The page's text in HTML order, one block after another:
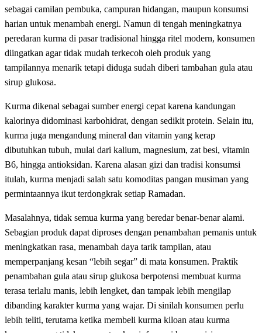
sebagai camilan pembuka, campuran hidangan, maupun konsumsi
harian untuk menambah energi. Namun di tengah meningkatnya
peredaran kurma di pasar tradisional hingga ritel modern, konsumen
diingatkan agar tidak mudah terkecoh oleh produk yang
tampilannya menarik tetapi diduga sudah diberi tambahan gula atau
sirup glukosa.
Kurma dikenal sebagai sumber energi cepat karena kandungan
kalorinya didominasi karbohidrat, dengan sedikit protein. Selain itu,
kurma juga mengandung mineral dan vitamin yang kerap
dibutuhkan tubuh, mulai dari kalium, magnesium, zat besi, vitamin
B6, hingga antioksidan. Karena alasan gizi dan tradisi konsumsi
itulah, kurma menjadi salah satu komoditas pangan musiman yang
permintaannya ikut terdongkrak setiap Ramadan.
Masalahnya, tidak semua kurma yang beredar benar-benar alami.
Sebagian produk dapat diproses dengan penambahan pemanis untuk
meningkatkan rasa, menambah daya tarik tampilan, atau
memperpanjang kesan “lebih segar” di mata konsumen. Praktik
penambahan gula atau sirup glukosa berpotensi membuat kurma
terasa terlalu manis, lebih lengket, dan tampak lebih mengilap
dibanding karakter kurma yang wajar. Di sinilah konsumen perlu
lebih teliti, terutama ketika membeli kurma kiloan atau kurma